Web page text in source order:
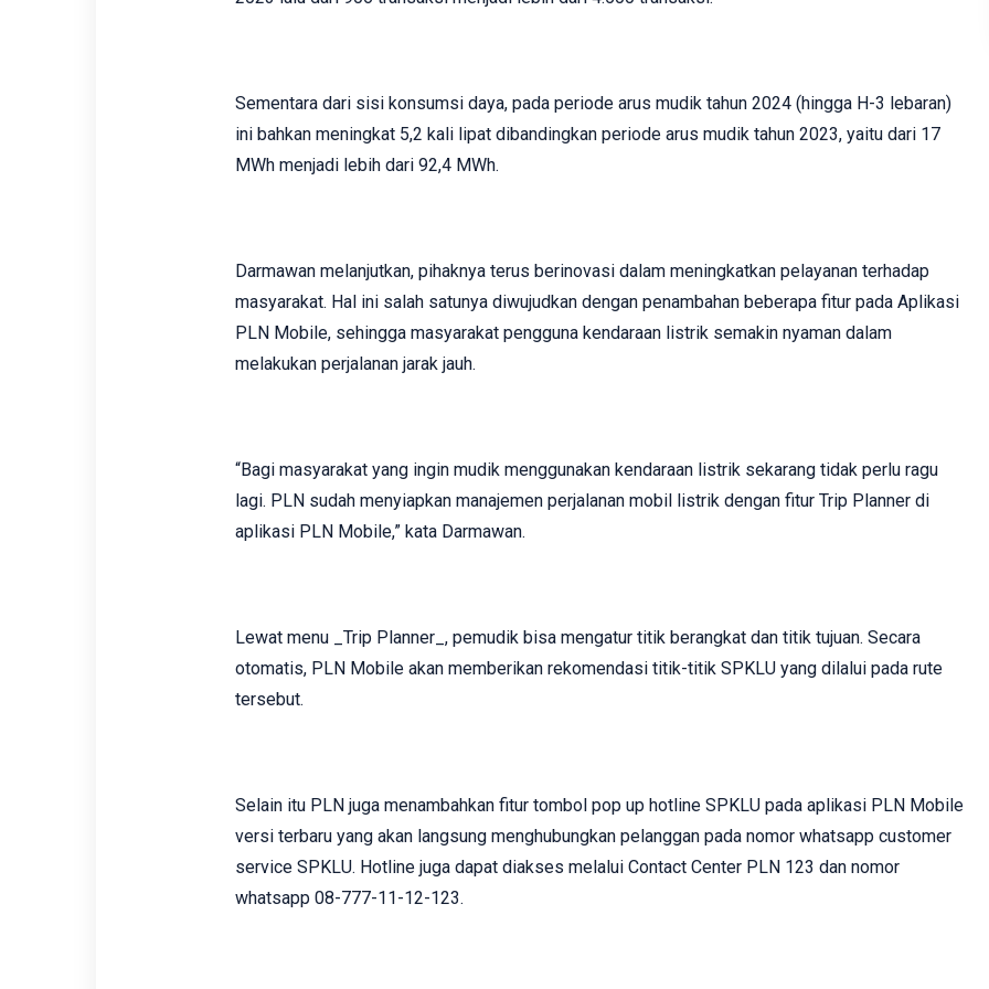
Sementara dari sisi konsumsi daya, pada periode arus mudik tahun 2024 (hingga H-3 lebaran)
ini bahkan meningkat 5,2 kali lipat dibandingkan periode arus mudik tahun 2023, yaitu dari 17
MWh menjadi lebih dari 92,4 MWh.
Darmawan melanjutkan, pihaknya terus berinovasi dalam meningkatkan pelayanan terhadap
masyarakat. Hal ini salah satunya diwujudkan dengan penambahan beberapa fitur pada Aplikasi
PLN Mobile, sehingga masyarakat pengguna kendaraan listrik semakin nyaman dalam
melakukan perjalanan jarak jauh.
“Bagi masyarakat yang ingin mudik menggunakan kendaraan listrik sekarang tidak perlu ragu
lagi. PLN sudah menyiapkan manajemen perjalanan mobil listrik dengan fitur Trip Planner di
aplikasi PLN Mobile,” kata Darmawan.
Lewat menu _Trip Planner_, pemudik bisa mengatur titik berangkat dan titik tujuan. Secara
otomatis, PLN Mobile akan memberikan rekomendasi titik-titik SPKLU yang dilalui pada rute
tersebut.
Selain itu PLN juga menambahkan fitur tombol pop up hotline SPKLU pada aplikasi PLN Mobile
versi terbaru yang akan langsung menghubungkan pelanggan pada nomor whatsapp customer
service SPKLU. Hotline juga dapat diakses melalui Contact Center PLN 123 dan nomor
whatsapp 08-777-11-12-123.